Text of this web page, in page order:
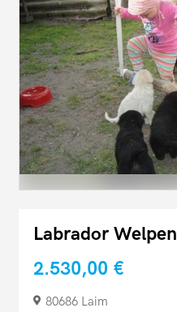
Labrador Welpen
2.530,00 €
80686 Laim